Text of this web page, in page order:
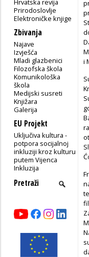
Prirodoslovlje
Elektroničke knjige
Zbivanja
Najave
Izvješća
Mladi glazbenici
Filozofska škola
Komunikološka
škola
Medijski susreti
Knjižara
Galerija
EU Projekt
Uključiva kultura -
potpora socijalnoj
inkluziji kroz kulturu
putem Vijenca
Inkluzija
i